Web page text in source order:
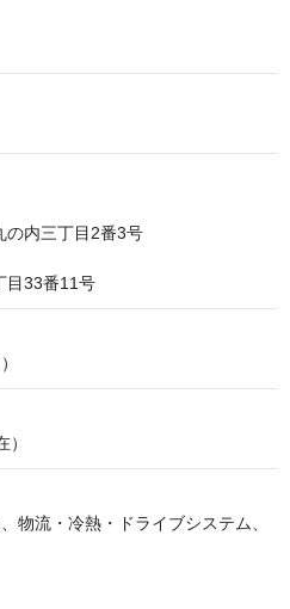
の内三丁目2番3号
目33番11号
物流・冷熱・ドライブシステム、